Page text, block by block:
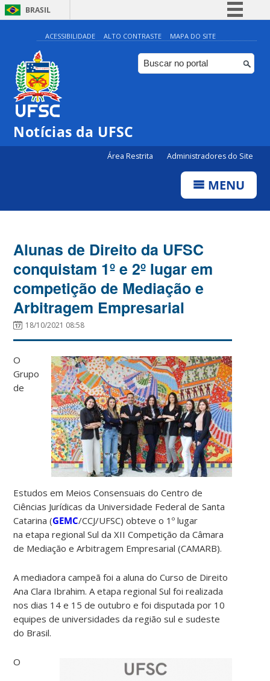
BRASIL
Simplifique!
Comunica BR
Participe
ACESSIBILIDADE ALTO CONTRASTE MAPA DO SITE
Notícias da UFSC
Área Restrita Administradores do Site
MENU
Alunas de Direito da UFSC
conquistam 1º e 2º lugar em
competição de Mediação e
Arbitragem Empresarial
18/10/2021 08:58
O
Grupo
de
Estudos em Meios Consensuais do Centro de
Ciências Jurídicas da Universidade Federal de Santa
Catarina (GEMC/CCJ/UFSC) obteve o 1º lugar
na etapa regional Sul da XII Competição da Câmara
de Mediação e Arbitragem Empresarial (CAMARB).
A mediadora campeã foi a aluna do Curso de Direito
Ana Clara Ibrahim. A etapa regional Sul foi realizada
nos dias 14 e 15 de outubro e foi disputada por 10
equipes de universidades da região sul e sudeste
do Brasil.
O